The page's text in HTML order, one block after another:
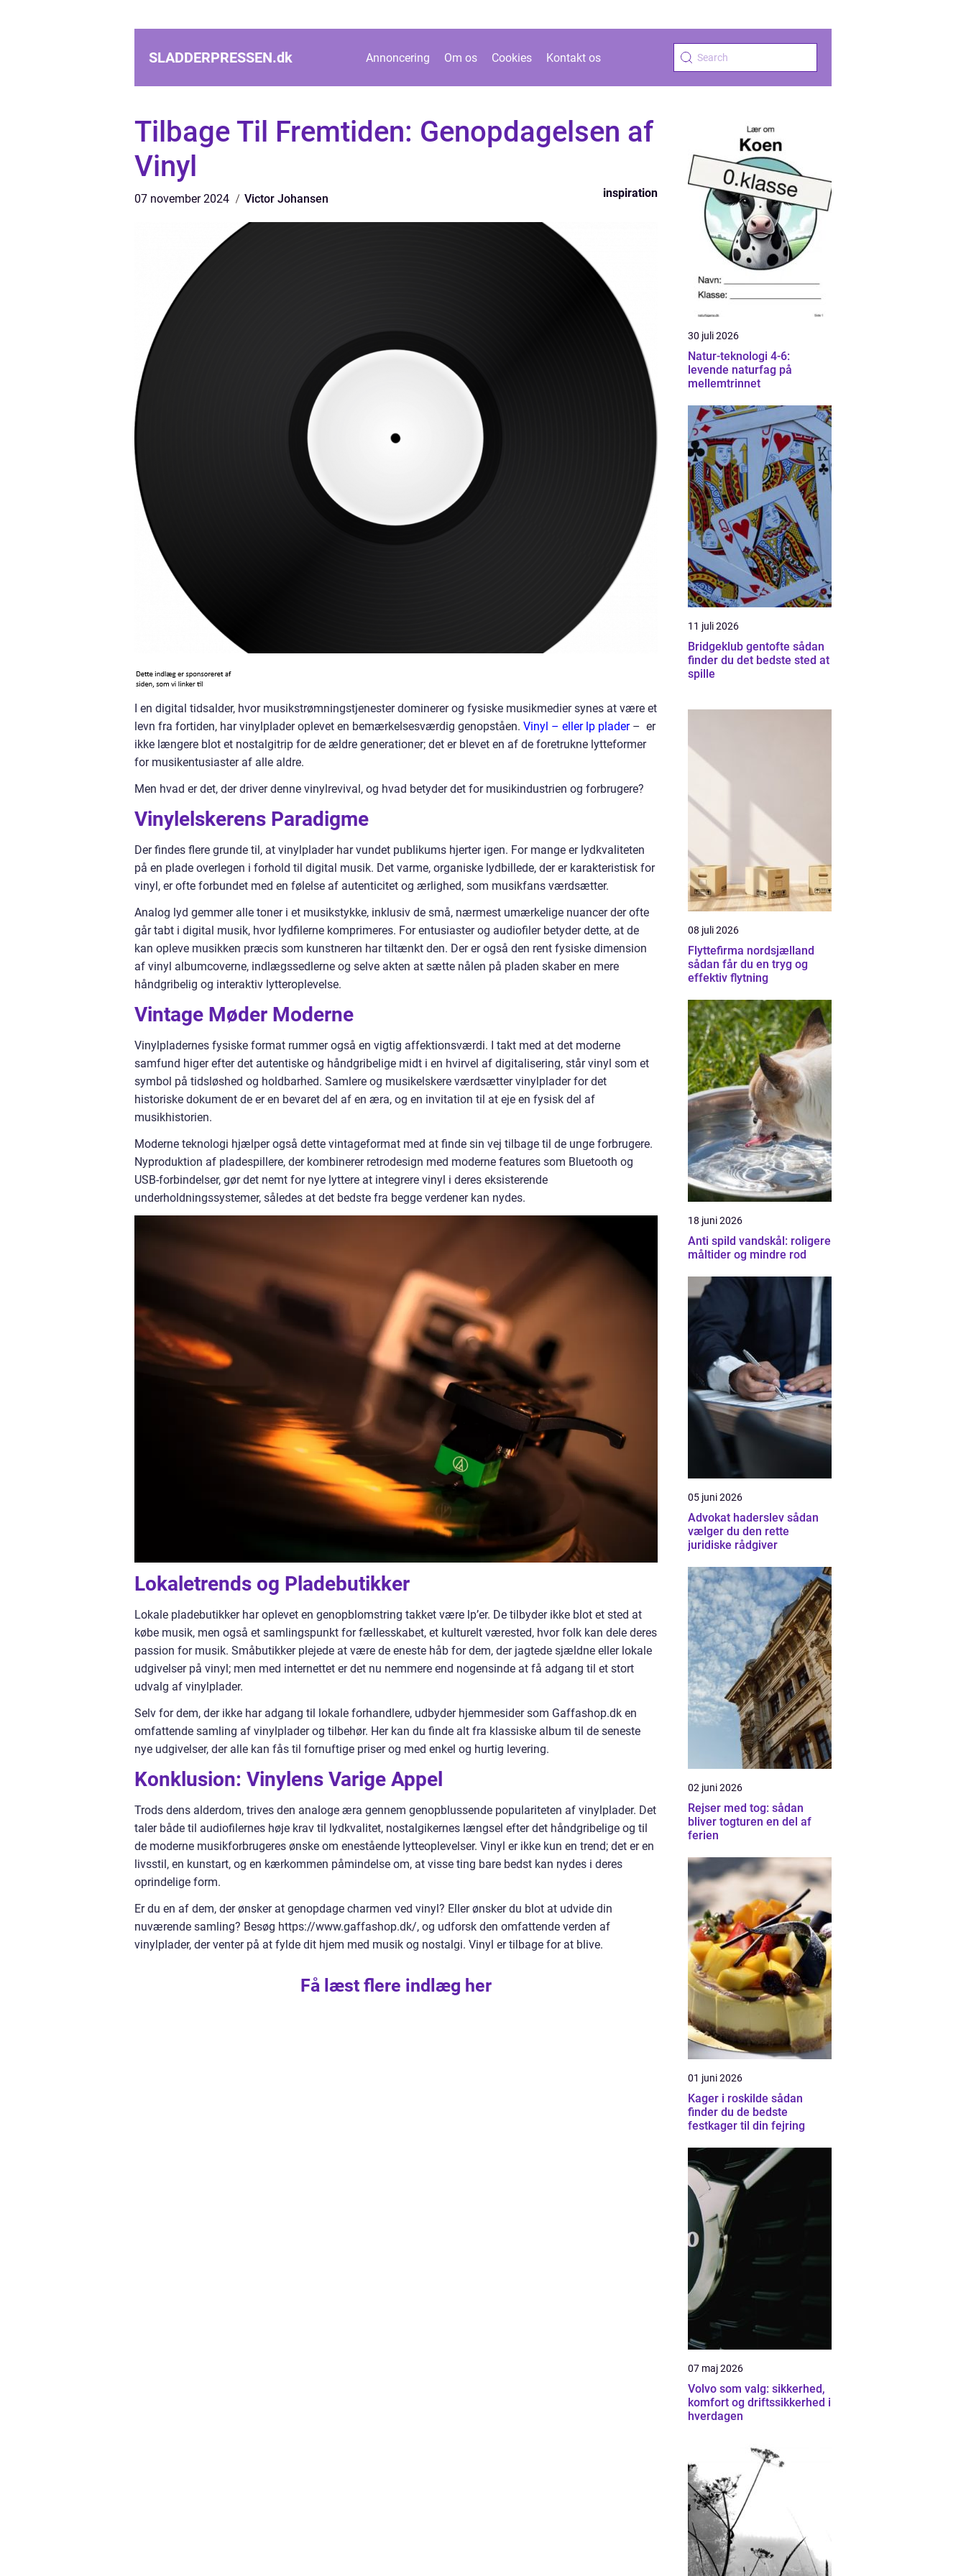
SLADDERPRESSEN.dk Annoncering Om os Cookies Kontakt os
Tilbage Til Fremtiden: Genopdagelsen af
Vinyl
07 november 2024 Victor Johansen inspiration
I en digital tidsalder, hvor musikstrømningstjenester dominerer og fysiske musikmedier synes at være et
levn fra fortiden, har vinylplader oplevet en bemærkelsesværdig genopståen. Vinyl – eller lp plader– er
ikke længere blot et nostalgitrip for de ældre generationer; det er blevet en af de foretrukne lytteformer
for musikentusiaster af alle aldre.
Men hvad er det, der driver denne vinylrevival, og hvad betyder det for musikindustrien og forbrugere?
Vinylelskerens Paradigme
Der findes flere grunde til, at vinylplader har vundet publikums hjerter igen. For mange er lydkvaliteten
på en plade overlegen i forhold til digital musik. Det varme, organiske lydbillede, der er karakteristisk for
vinyl, er ofte forbundet med en følelse af autenticitet og ærlighed, som musikfans værdsætter.
Analog lyd gemmer alle toner i et musikstykke, inklusiv de små, nærmest umærkelige nuancer der ofte
går tabt i digital musik, hvor lydfilerne komprimeres. For entusiaster og audiofiler betyder dette, at de
kan opleve musikken præcis som kunstneren har tiltænkt den. Der er også den rent fysiske dimension
af vinyl albumcoverne, indlægssedlerne og selve akten at sætte nålen på pladen skaber en mere
håndgribelig og interaktiv lytteroplevelse.
Vintage Møder Moderne
Vinylpladernes fysiske format rummer også en vigtig affektionsværdi. I takt med at det moderne
samfund higer efter det autentiske og håndgribelige midt i en hvirvel af digitalisering, står vinyl som et
symbol på tidsløshed og holdbarhed. Samlere og musikelskere værdsætter vinylplader for det
historiske dokument de er en bevaret del af en æra, og en invitation til at eje en fysisk del af
musikhistorien.
Moderne teknologi hjælper også dette vintageformat med at finde sin vej tilbage til de unge forbrugere.
Nyproduktion af pladespillere, der kombinerer retrodesign med moderne features som Bluetooth og
USB-forbindelser, gør det nemt for nye lyttere at integrere vinyl i deres eksisterende
underholdningssystemer, således at det bedste fra begge verdener kan nydes.
Lokaletrends og Pladebutikker
Lokale pladebutikker har oplevet en genopblomstring takket være lp’er. De tilbyder ikke blot et sted at
købe musik, men også et samlingspunkt for fællesskabet, et kulturelt værested, hvor folk kan dele deres
passion for musik. Småbutikker plejede at være de eneste håb for dem, der jagtede sjældne eller lokale
udgivelser på vinyl; men med internettet er det nu nemmere end nogensinde at få adgang til et stort
udvalg af vinylplader.
Selv for dem, der ikke har adgang til lokale forhandlere, udbyder hjemmesider som Gaffashop.dk en
omfattende samling af vinylplader og tilbehør. Her kan du finde alt fra klassiske album til de seneste
nye udgivelser, der alle kan fås til fornuftige priser og med enkel og hurtig levering.
Konklusion: Vinylens Varige Appel
Trods dens alderdom, trives den analoge æra gennem genopblussende populariteten af vinylplader. Det
taler både til audiofilernes høje krav til lydkvalitet, nostalgikernes længsel efter det håndgribelige og til
de moderne musikforbrugeres ønske om enestående lytteoplevelser. Vinyl er ikke kun en trend; det er en
livsstil, en kunstart, og en kærkommen påmindelse om, at visse ting bare bedst kan nydes i deres
oprindelige form.
Er du en af dem, der ønsker at genopdage charmen ved vinyl? Eller ønsker du blot at udvide din
nuværende samling? Besøg https://www.gaffashop.dk/, og udforsk den omfattende verden af
vinylplader, der venter på at fylde dit hjem med musik og nostalgi. Vinyl er tilbage for at blive.
Få læst flere indlæg her
30 juli 2026
Natur-teknologi 4-6:
levende naturfag på
mellemtrinnet
11 juli 2026
Bridgeklub gentofte sådan
finder du det bedste sted at
spille
08 juli 2026
Flyttefirma nordsjælland
sådan får du en tryg og
effektiv flytning
18 juni 2026
Anti spild vandskål: roligere
måltider og mindre rod
05 juni 2026
Advokat haderslev sådan
vælger du den rette
juridiske rådgiver
02 juni 2026
Rejser med tog: sådan
bliver togturen en del af
ferien
01 juni 2026
Kager i roskilde sådan
finder du de bedste
festkager til din fejring
07 maj 2026
Volvo som valg: sikkerhed,
komfort og driftssikkerhed i
hverdagen